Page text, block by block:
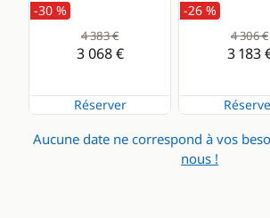
-30 %
4 383 €
3 068 €
Réserver
-26 %
4 306 €
3 183
Aucune date ne correspond à vos
nous !